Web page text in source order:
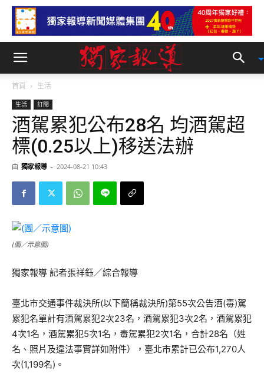
首頁 生活
生活 訂閱
酒駕累犯公布28名 均酒駕超
標(0.25以上)移送法辦
由 獨家報導 - 2024-08-21 10:43
(圖／示意圖)
獨家報導 記者張祥鈺／綜合報導
臺北市交通事件裁決所(以下簡稱裁決所)第55次公告酒(毒)駕
累犯名單計有酒駕累犯2次23名，酒駕累犯3次2名，酒駕累犯
4次1名，酒駕累犯5次1名，毒駕累犯2次1名，合計28名（姓
名、照片及違法事實詳如附件），臺北市累計已公布1,270人
次(1,199名)。